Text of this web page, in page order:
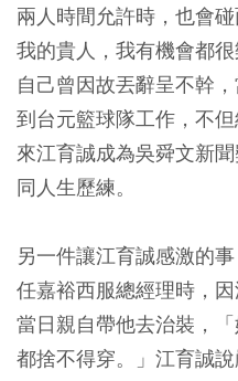
兩人時間允許時，也會
我的貴人，我有機會都
自己曾因故丟辭呈不幹
到台元籃球隊工作，不
來江育誠成為吳舜文新
同人生歷練。
另一件讓江育誠感激的
任嘉裕西服總經理時，
當日親自帶他去治裝，
都捨不得穿。」江育誠